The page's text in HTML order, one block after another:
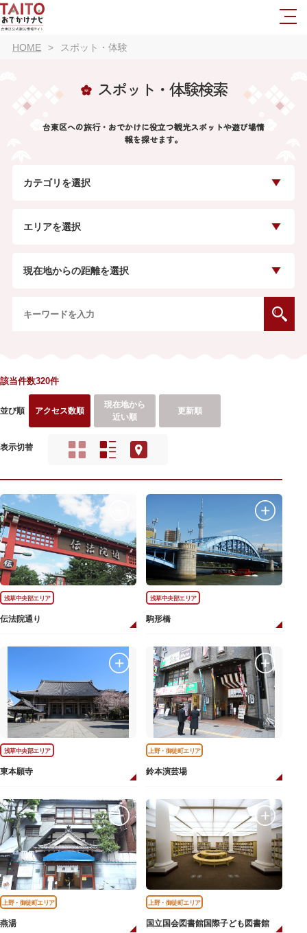
HOME スポット・体験
スポット・体験検索
台東区への旅行・おでかけに役立つ観光スポットや遊び場情
報を探せます。
カテゴリを選択
エリアを選択
現在地からの距離を選択
該当件数320件
並び順 アクセス数順
現在地から
近い順
更新順
表示切替
浅草中央部エリア
伝法院通り
浅草中央部エリア
駒形橋
浅草中央部エリア
東本願寺
上野・御徒町エリア
鈴本演芸場
上野・御徒町エリア
燕湯
上野・御徒町エリア
国立国会図書館国際子ども図書館